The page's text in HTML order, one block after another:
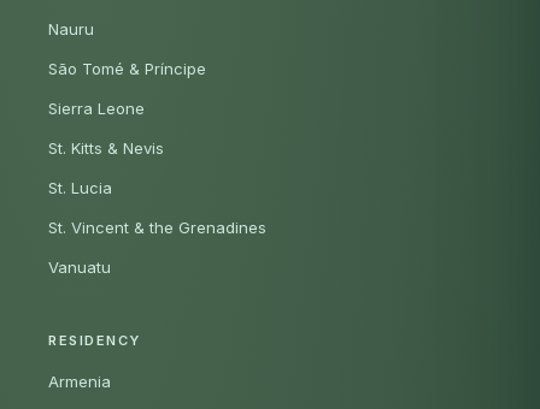
Nauru
São Tomé & Príncipe
Sierra Leone
St. Kitts & Nevis
St. Lucia
St. Vincent & the Grenadines
Vanuatu
RESIDENCY
Armenia